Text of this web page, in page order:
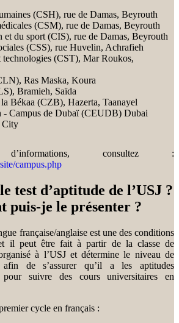
(CSH), rue de Damas, Beyrouth
(CSM), rue de Damas, Beyrouth
et du sport (CIS), rue de Damas, Beyrouth
(CSS), rue Huvelin, Achrafieh
technologies (CST), Mar Roukos,
Ras Maska, Koura
Bramieh, Saïda
Békaa (CZB), Hazerta, Taanayel
- Campus de Dubaï (CEUDB) Dubai
City
consultez :
campus.php
test d’aptitude de l’USJ ?
puis-je le présenter ?
française/anglaise est une des conditions
il peut être fait à partir de la classe de
à l’USJ et détermine le niveau de
de s’assurer qu’il a les aptitudes
pour suivre des cours universitaires en
cycle en français :